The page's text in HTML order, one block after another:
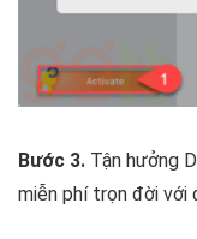
Bước 3. Tận hưởng
miễn phí trọn đời với